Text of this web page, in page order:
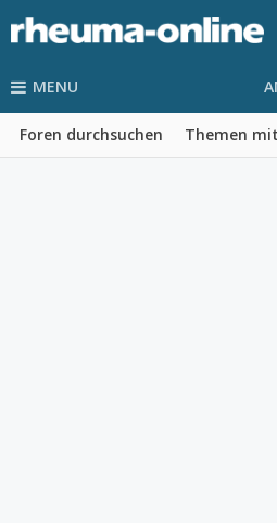
MENU
Foren durchsuchen Themen